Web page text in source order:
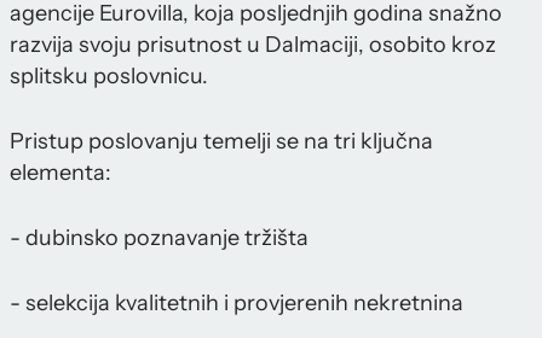
agencije Eurovilla, koja posljednjih godina snažno
razvija svoju prisutnost u Dalmaciji, osobito kroz
splitsku poslovnicu.
Pristup poslovanju temelji se na tri ključna
elementa:
- dubinsko poznavanje tržišta
- selekcija kvalitetnih i provjerenih nekretnina